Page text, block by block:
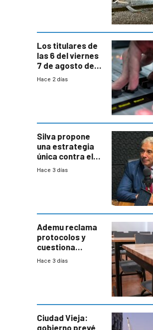
Los titulares de
las 6 del viernes
7 de agosto de
2026
Hace 2 días
Silva propone
una estrategia
única contra el
narcotráfico y
Hace 3 días
Ademu reclama
protocolos y
cuestiona
demora de
Hace 3 días
Ciudad Vieja:
gobierno prevé